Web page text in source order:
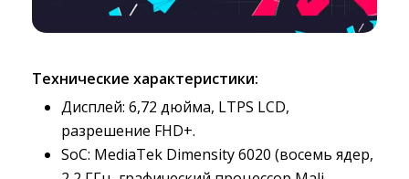
Технические характеристики:
Дисплей: 6,72 дюйма, LTPS LCD,
разрешение FHD+.
SoC: MediaTek Dimensity 6020 (восемь ядер,